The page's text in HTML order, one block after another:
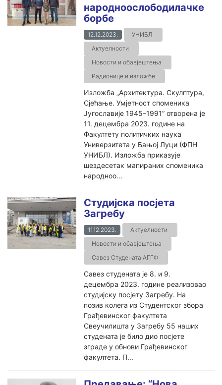
народноослободилачке
борбе
12.12.2023.
УНИБЛ
Актуелности
Новости и обавјештења
Радионице и изложбе
Изложба „Архитектура. Скулптура,
Сјећање. Умјетност споменика
Југославије 1945–1991” отворена је
11. децембра 2023. године на
Факултету политичких наука
Универзитета у Бањој Луци (ФПН
УНИБЛ). Изложба приказује
шездесетак мапираних споменика
народноо...
Студијска посјета
Загребу
11.12.2023.
Актуелности
Новости и обавјештења
Савез Студената АГГФ
Савез студената је 8. и 9.
децембра 2023. године реализовао
студијску посјету Загребу. На
позив колега из Студентског збора
Грађевинског факултета
Свеучилишта у Загребу 55 наших
студената је било дио посјете
зграде у обнови Грађевинског
факултета. П...